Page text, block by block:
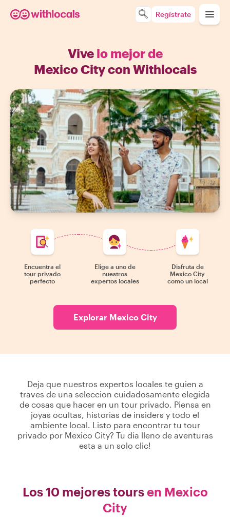
Regístrate
Vive lo mejor de
Mexico City con Withlocals
Encuentra el
tour privado
perfecto
Elige a uno de
nuestros
expertos locales
Disfruta de
Mexico City
como un local
Explorar Mexico City
Deja que nuestros expertos locales te guien a
traves de una seleccion cuidadosamente elegida
de cosas que hacer en un tour privado. Piensa en
joyas ocultas, historias de insiders y todo el
ambiente local. Listo para encontrar tu tour
privado por Mexico City? Tu dia lleno de aventuras
esta a un solo clic!
Los 10 mejores toursen Mexico
City